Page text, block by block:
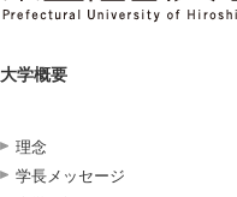
大学概要
理念
学長メッセージ